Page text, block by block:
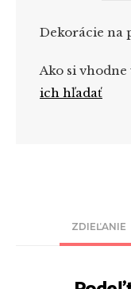
ZDIEĽANIE
Dekorácie na
Ako si
ich hľadať